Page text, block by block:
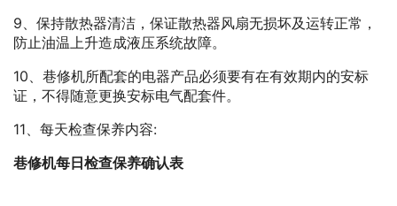
9、保持散热器清洁，保证散热器风扇无损坏及运转正常，
防止油温上升造成液压系统故障。
10、巷修机所配套的电器产品必须要有在有效期内的安标
证，不得随意更换安标电气配套件。
11、每天检查保养内容:
巷修机每日检查保养确认表